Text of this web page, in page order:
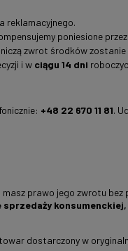
reklamacyjnego.
poniesione
zwrot środków
i w ciągu 14 dni
+48 22 670 11 81.
prawo jego zwrotu
sprzedaży
dostarczony w